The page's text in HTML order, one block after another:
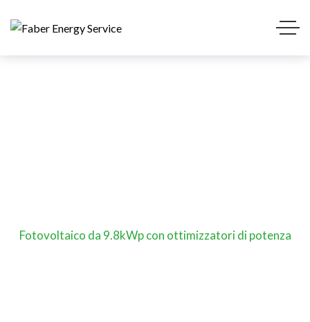
Fotovoltaico da 9.8kWp con ottimizzatori di potenza